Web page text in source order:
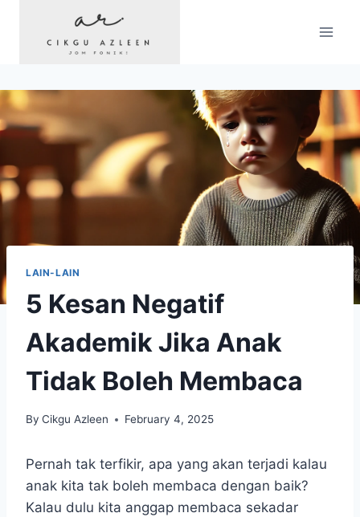
LAIN-LAIN
5 Kesan Negatif
Akademik Jika Anak
Tidak Boleh Membaca
By Cikgu Azleen February 4, 2025
Pernah tak terfikir, apa yang akan terjadi kalau
anak kita tak boleh membaca dengan baik?
Kalau dulu kita anggap membaca sekadar